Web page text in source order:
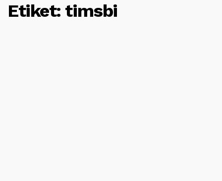
Etiket: timsbi